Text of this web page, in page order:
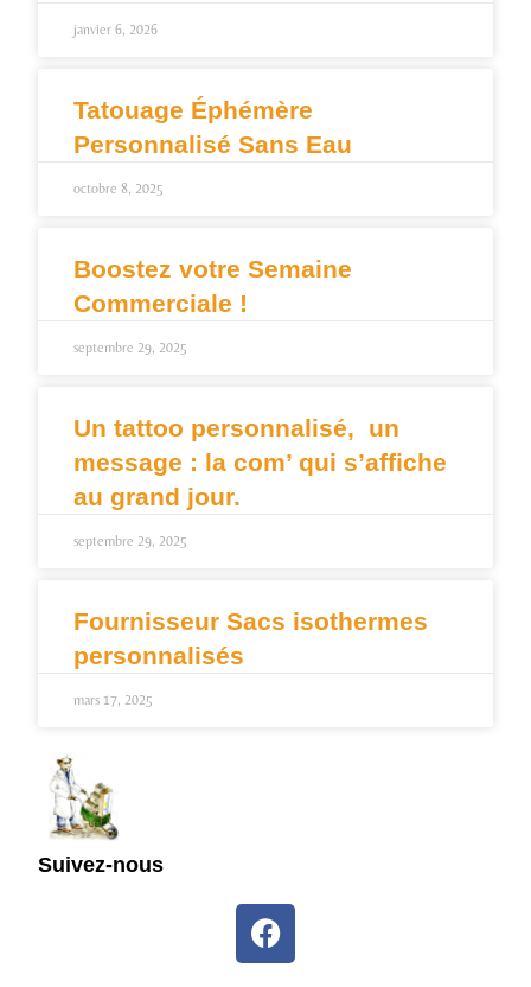
janvier 6, 2026
Tatouage Éphémère
Personnalisé Sans Eau
octobre 8, 2025
Boostez votre Semaine
Commerciale !
septembre 29, 2025
Un tattoo personnalisé, un
message : la com’ qui s’affiche
au grand jour.
septembre 29, 2025
Fournisseur Sacs isothermes
personnalisés
mars 17, 2025
Suivez-nous